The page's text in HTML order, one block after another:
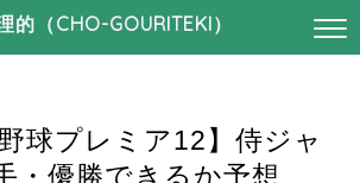
的（CHO-GOURITEKI）
球プレミア12】侍ジャ
・優勝できるか予想